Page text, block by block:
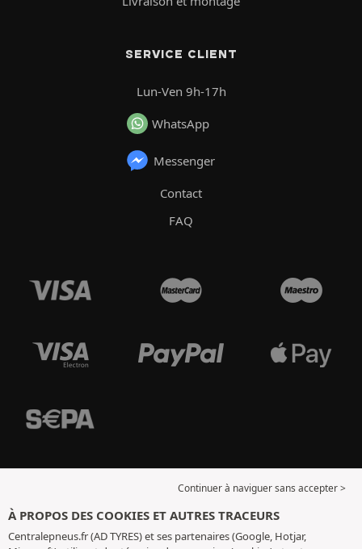
SERVICE CLIENT
Lun-Ven 9h-17h
WhatsApp
Messenger
Contact
FAQ
Continuer à naviguer sans accepter >
À PROPOS DES COOKIES ET AUTRES TRACEURS
Centralepneus.fr (AD TYRES) et ses partenaires (Google, Hotjar,